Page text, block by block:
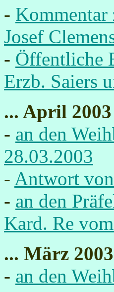
- Kommentar
Josef
- Öffentliche
Erzb. Saiers
... April 2003
- an den
28.03.2003
- Antwort
- an den
Kard. Re
... März 2003
- an den